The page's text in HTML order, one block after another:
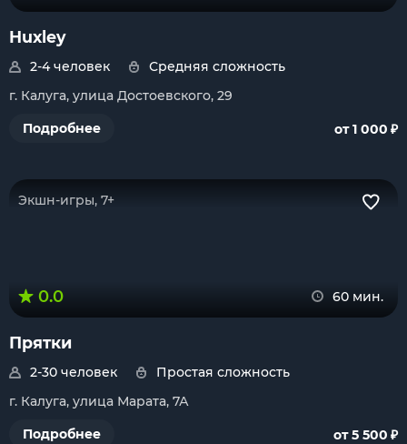
Huxley
2-4 человек
Средняя сложность
г. Калуга, улица Достоевского, 29
Подробнее
от 1 000 ₽
Экшн-игры, 7+
0.0 60 мин.
Прятки
2-30 человек
Простая сложность
г. Калуга, улица Марата, 7А
Подробнее
от 5 500 ₽